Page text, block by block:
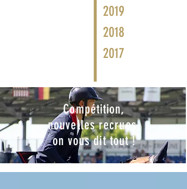
2019
2018
2017
Compétition,
nouvelles recrues,
on vous dit tout !